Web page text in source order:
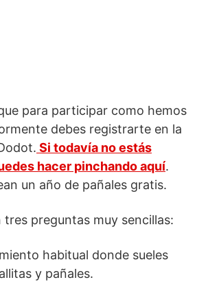
para participar como hemos
debes registrarte en la
Si todavía no estás
hacer pinchando aquí.
un año de pañales gratis.
preguntas muy sencillas:
habitual donde sueles
y pañales.